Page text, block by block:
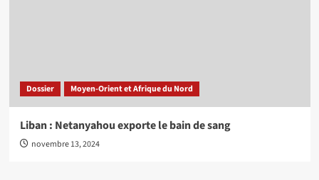
Dossier Moyen-Orient et Afrique du Nord
Liban : Netanyahou exporte le bain de sang
novembre 13, 2024